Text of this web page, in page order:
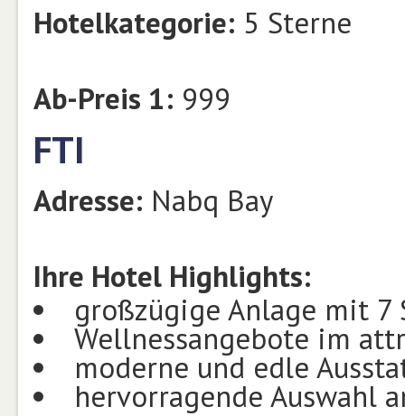
Hotelkategorie: 5 Sterne
Ab-Preis 1: 999
FTI
Adresse: Nabq Bay
Ihre Hotel Highlights:
großzügige Anlage mit 7
Wellnessangebote im
moderne und edle
hervorragende Auswahl